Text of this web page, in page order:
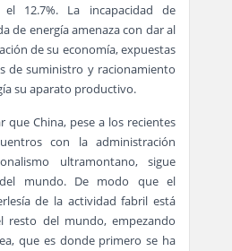
12.7%. La incapacidad de
de energía amenaza con dar al
de su economía, expuestas
de suministro y racionamiento
su aparato productivo.
que China, pese a los recientes
con la administración
ultramontano, sigue
mundo. De modo que el
de la actividad fabril está
resto del mundo, empezando
que es donde primero se ha